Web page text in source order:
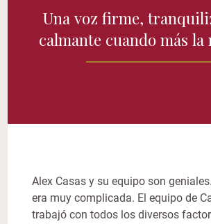
Una voz firme,
calmante cuando más la
Alex Casas y su equipo son
era muy complicada. El equipo de
trabajó con todos los diversos